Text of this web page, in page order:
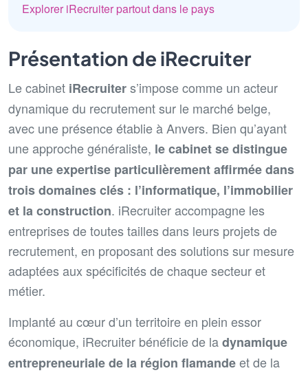
Explorer iRecruiter partout dans le pays
Présentation de iRecruiter
Le cabinet iRecruiters’impose comme un acteur
dynamique du recrutement sur le marché belge,
avec une présence établie à Anvers. Bien qu’ayant
une approche généraliste, le cabinet se distingue
par une expertise particulièrement affirmée dans
trois domaines clés : l’informatique, l’immobilier
et la construction. iRecruiter accompagne les
entreprises de toutes tailles dans leurs projets de
recrutement, en proposant des solutions sur mesure
adaptées aux spécificités de chaque secteur et
métier.
Implanté au cœur d’un territoire en plein essor
économique, iRecruiter bénéficie de ladynamique
entrepreneuriale de la région flamandeet de la